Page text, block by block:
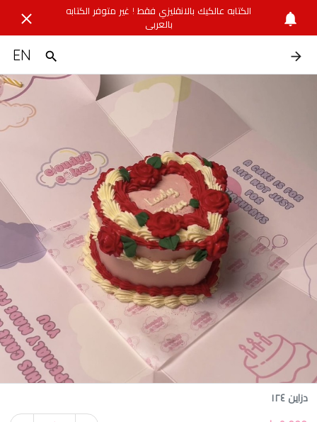
الكتابه عالكيك بالانقليزي فقط ! غير متوفر الكتابه
بالعربي
EN
دزاين ١٢٤